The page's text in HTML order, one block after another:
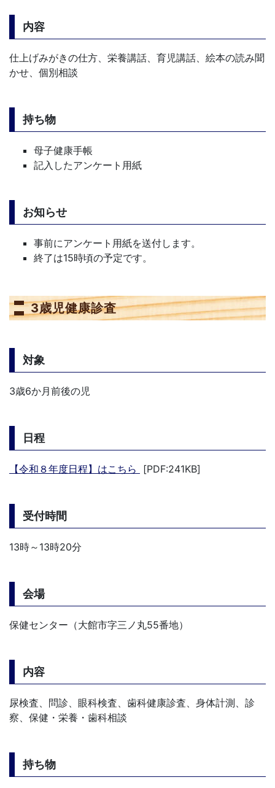
内容
仕上げみがきの仕方、栄養講話、育児講話、絵本の読み聞
かせ、個別相談
持ち物
母子健康手帳
記入したアンケート用紙
お知らせ
事前にアンケート用紙を送付します。
終了は15時頃の予定です。
3歳児健康診査
対象
3歳6か月前後の児
日程
【令和８年度日程】はこちら [PDF:241KB]
受付時間
13時～13時20分
会場
保健センター（大館市字三ノ丸55番地）
内容
尿検査、問診、眼科検査、歯科健康診査、身体計測、診
察、保健・栄養・歯科相談
持ち物